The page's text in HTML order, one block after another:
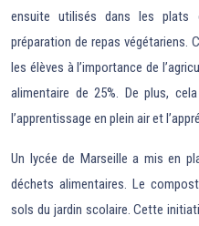
ensuite utilisés dans les plats
préparation de repas végétariens.
les élèves à l’importance de
alimentaire de 25%. De plus,
l’apprentissage en plein air et
Un lycée de Marseille a mis en
déchets alimentaires. Le
sols du jardin scolaire. Cette